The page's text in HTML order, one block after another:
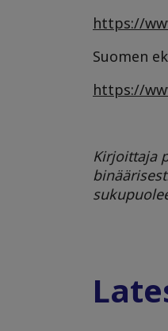
https://
Suomen
https://
Kirjoittaja